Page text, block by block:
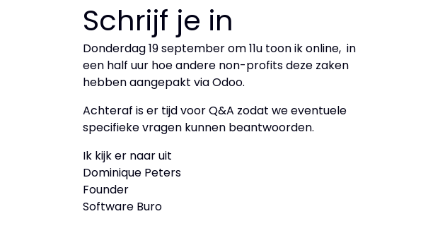
Schrijf je in
Donderdag 19 september om 11u toon ik online, in
een half uur hoe andere non-profits deze zaken
hebben aangepakt via Odoo.
Achteraf is er tijd voor Q&A zodat we eventuele
specifieke vragen kunnen beantwoorden.
Ik kijk er naar uit
Dominique Peters
Founder
Software Buro